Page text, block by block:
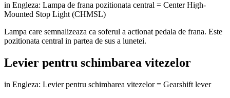
in Engleza: Lampa de frana pozitionata central = Center High-
Mounted Stop Light (CHMSL)
Lampa care semnalizeaza ca soferul a actionat pedala de frana. Este
pozitionata central in partea de sus a lunetei.
Levier pentru schimbarea vitezelor
in Engleza: Levier pentru schimbarea vitezelor = Gearshift lever